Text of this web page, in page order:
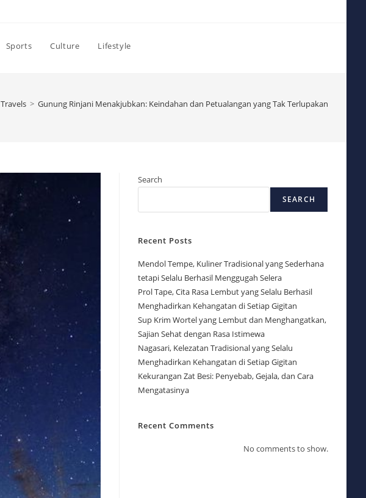
Sports Culture Lifestyle
Travels > Gunung Rinjani Menakjubkan: Keindahan dan Petualangan yang Tak Terlupakan
Search
SEARCH
Recent Posts
Mendol Tempe, Kuliner Tradisional yang Sederhana
tetapi Selalu Berhasil Menggugah Selera
Prol Tape, Cita Rasa Lembut yang Selalu Berhasil
Menghadirkan Kehangatan di Setiap Gigitan
Sup Krim Wortel yang Lembut dan Menghangatkan,
Sajian Sehat dengan Rasa Istimewa
Nagasari, Kelezatan Tradisional yang Selalu
Menghadirkan Kehangatan di Setiap Gigitan
Kekurangan Zat Besi: Penyebab, Gejala, dan Cara
Mengatasinya
Recent Comments
No comments to show.